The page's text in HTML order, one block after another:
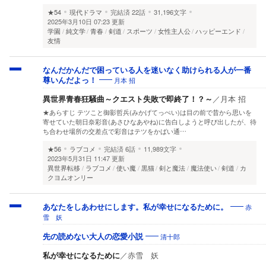
★54
現代ドラマ 完結済22話
31,196文字
2025年3月10日 07:23 更新
学園
純文学 青春 剣道 スポーツ 女性主人公 ハッピーエンド
友情
なんだかんだで困っている人を迷いなく助けられる人が一番
尊いんだよっ！
月本 招
異世界青春狂騒曲～クエスト失敗で即終了！？～ ／ 月本 招
★あらすじ テツこと御影哲兵(みかげてっぺい)は目の前で昔から思いを
寄せていた朝日奈彩音(あさひなあやね)に告白しようと呼び出したが、待
ち合わせ場所の交差点で彩音はテツをかばい通…
★56
ラブコメ 完結済6話
11,989文字
2023年5月31日 11:47 更新
異世界転移
ラブコメ 使い魔 黒猫 剣と魔法 魔法使い 剣道
カ
クヨムオンリー
あなたをしあわせにします。私が幸せになるために。
赤
雪 妖
先の読めない大人の恋愛小説 清十郎
私が幸せになるために ／赤雪 妖